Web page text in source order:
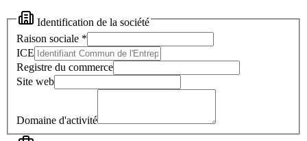
Identification de la société
Raison sociale *
ICE
Registre du commerce
Site web
Domaine d'activité